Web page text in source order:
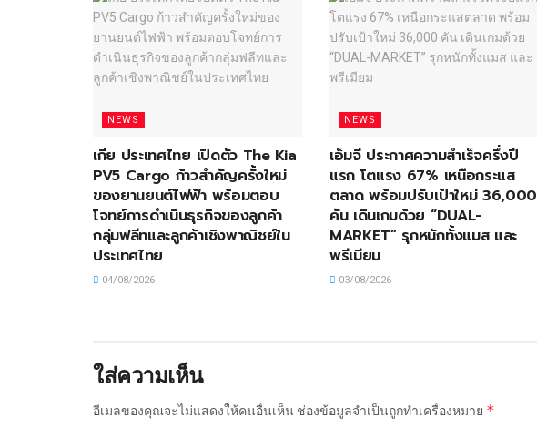
NEWS
เกีย ประเทศไทย เปิดตัว The Kia
PV5 Cargo ก้าวสำคัญครั้งใหม่
ของยานยนต์ไฟฟ้า พร้อมตอบ
โจทย์การดำเนินธุรกิจของลูกค้า
กลุ่มฟลีทและลูกค้าเชิงพาณิชย์ใน
ประเทศไทย
04/08/2026
NEWS
เอ็มจี ประกาศความสำเร็จครึ่งปี
แรก โตแรง 67% เหนือกระแส
ตลาด พร้อมปรับเป้าใหม่ 36,000
คัน เดินเกมด้วย “DUAL-
MARKET” รุกหนักทั้งแมส และ
พรีเมียม
03/08/2026
ใส่ความเห็น
อีเมลของคุณจะไม่แสดงให้คนอื่นเห็น ช่องข้อมูลจำเป็นถูกทำเครื่องหมาย *